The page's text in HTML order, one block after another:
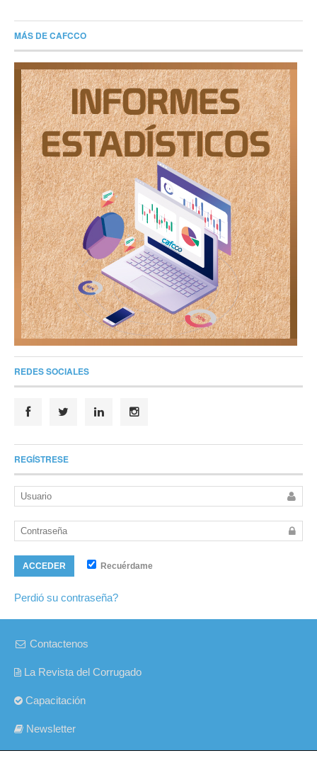
MÁS DE CAFCCO
REDES SOCIALES
REGÍSTRESE
ACCEDER Recuérdame
Perdió su contraseña?
Contactenos
La Revista del Corrugado
Capacitación
Newsletter